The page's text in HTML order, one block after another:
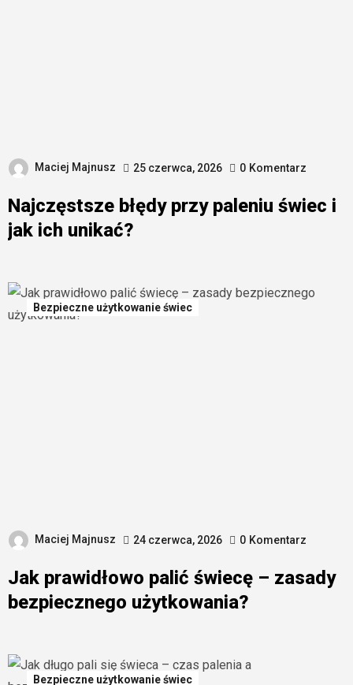
Maciej Majnusz 25 czerwca, 2026 0 Komentarz
Najczęstsze błędy przy paleniu świec i
jak ich unikać?
Bezpieczne użytkowanie świec
Maciej Majnusz 24 czerwca, 2026 0 Komentarz
Jak prawidłowo palić świecę – zasady
bezpiecznego użytkowania?
Bezpieczne użytkowanie świec